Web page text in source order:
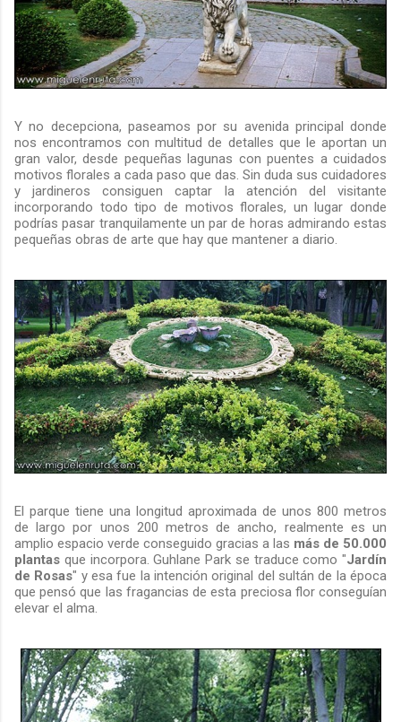
Y no decepciona, paseamos por su avenida principal donde
nos encontramos con multitud de detalles que le aportan un
gran valor, desde pequeñas lagunas con puentes a cuidados
motivos florales a cada paso que das. Sin duda sus cuidadores
y jardineros consiguen captar la atención del visitante
incorporando todo tipo de motivos florales, un lugar donde
podrías pasar tranquilamente un par de horas admirando estas
pequeñas obras de arte que hay que mantener a diario.
El parque tiene una longitud aproximada de unos 800 metros
de largo por unos 200 metros de ancho, realmente es un
amplio espacio verde conseguido gracias a las más de 50.000
plantas que incorpora. Guhlane Park se traduce como "Jardín
de Rosas" y esa fue la intención original del sultán de la época
que pensó que las fragancias de esta preciosa flor conseguían
elevar el alma.